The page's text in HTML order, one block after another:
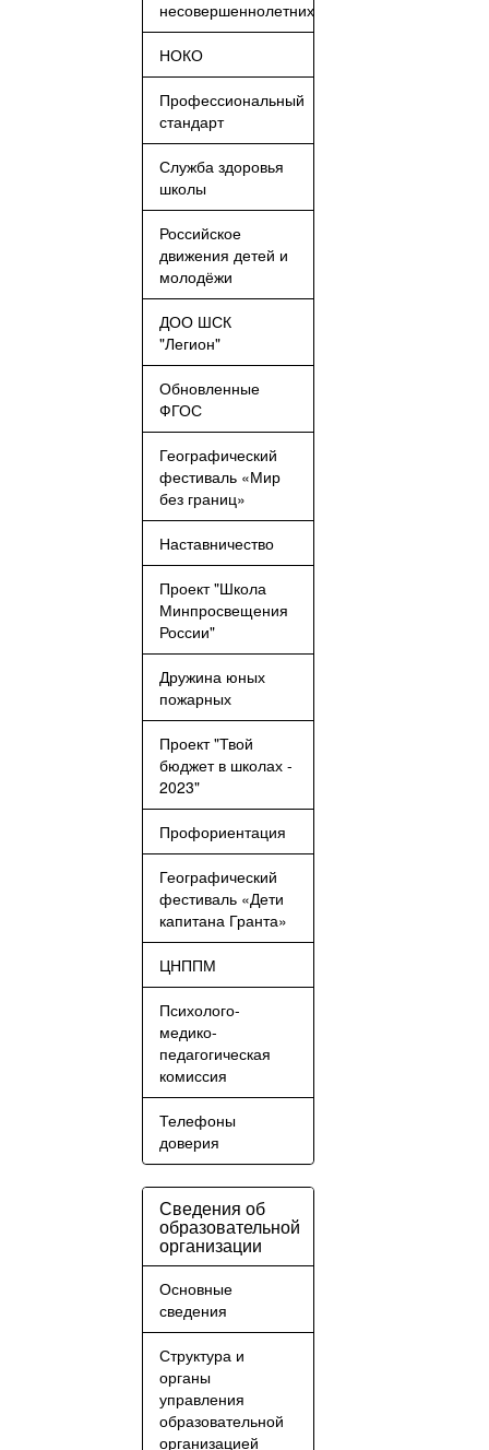
несовершеннолетних
НОКО
Профессиональный
стандарт
Служба здоровья
школы
Российское
движения детей и
молодёжи
ДОО ШСК
"Легион"
Обновленные
ФГОС
Географический
фестиваль «Мир
без границ»
Наставничество
Проект "Школа
Минпросвещения
России"
Дружина юных
пожарных
Проект "Твой
бюджет в школах -
2023"
Профориентация
Географический
фестиваль «Дети
капитана Гранта»
ЦНППМ
Психолого-
медико-
педагогическая
комиссия
Телефоны
доверия
Сведения об
образовательной
организации
Основные
сведения
Структура и
органы
управления
образовательной
организацией